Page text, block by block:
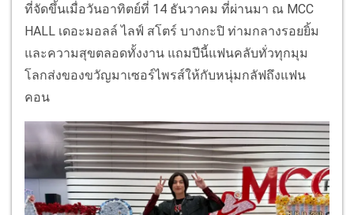
ที่จัดขึ้นเมื่อวันอาทิตย์ที่ 14 ธันวาคม ที่ผ่านมา ณ MCC
HALL เดอะมอลล์ ไลฟ์ สโตร์ บางกะปิ ท่ามกลางรอยยิ้ม
และความสุขตลอดทั้งงาน แถมปีนี้แฟนคลับทั่วทุกมุม
โลกส่งของขวัญมาเซอร์ไพรส์ให้กับหนุ่มกลัฟถึงแฟน
คอน